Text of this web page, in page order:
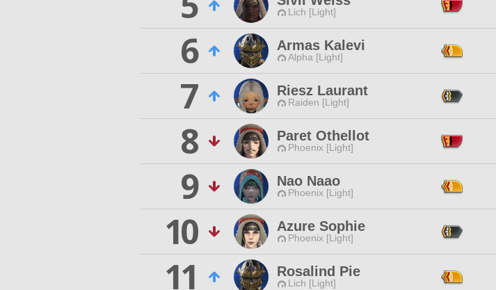
Lich [Light]
6
Armas Kalevi
Alpha [Light]
7
Riesz Laurant
Raiden [Light]
8
Paret Othellot
Phoenix [Light]
9
Nao Naao
Phoenix [Light]
10
Azure Sophie
Phoenix [Light]
11
Rosalind Pie
Lich [Light]